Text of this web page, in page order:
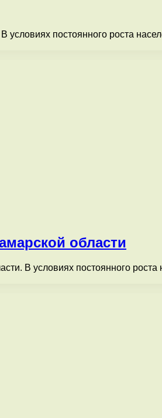
постоянного роста
области
В условиях постоянного